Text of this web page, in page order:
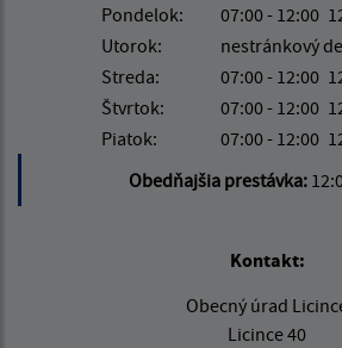
Pondelok:
07:00 - 12:00
Utorok:
nestránkový
Streda:
07:00 - 12:00
Štvrtok:
07:00 - 12:00
Piatok:
07:00 - 12:00
Obedňajšia prestávka:
Kontakt:
Obecný úrad
Licince 40